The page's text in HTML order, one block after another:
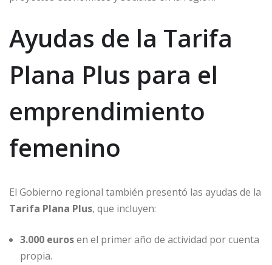
Ayudas de la Tarifa
Plana Plus para el
emprendimiento
femenino
El Gobierno regional también presentó las ayudas de la
Tarifa Plana Plus, que incluyen:
3.000 eurosen el primer año de actividad por cuenta
propia.